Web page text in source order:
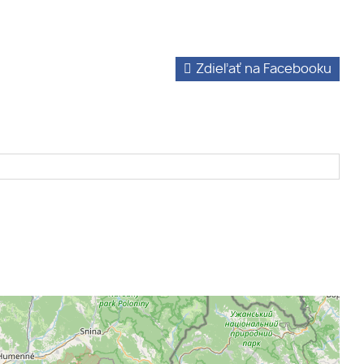
Zdieľať na Facebooku